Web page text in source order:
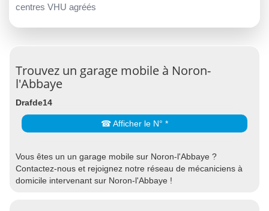
centres VHU agréés
Trouvez un garage mobile à Noron-
l'Abbaye
Drafde14
☎ Afficher le N° *
Vous êtes un un garage mobile sur Noron-l'Abbaye ?
Contactez-nous et rejoignez notre réseau de mécaniciens à
domicile intervenant sur Noron-l'Abbaye !